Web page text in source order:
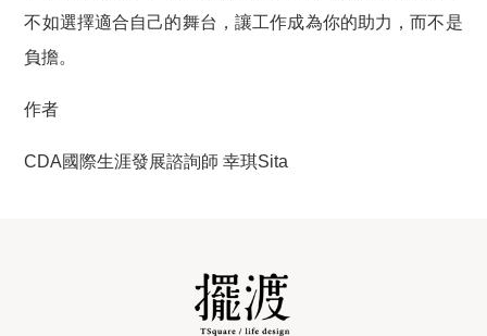
不如選擇適合自己的舞台，讓工作成為你的助力，而不是
負擔。
作者
CDA國際生涯發展諮詢師 幸琪Sita